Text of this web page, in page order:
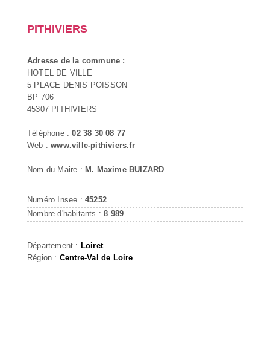
PITHIVIERS
Adresse de la commune :
HOTEL DE VILLE
5 PLACE DENIS POISSON
BP 706
45307 PITHIVIERS
Téléphone :02 38 30 08 77
Web :www.ville-pithiviers.fr
Nom du Maire : M. Maxime BUIZARD
Numéro Insee : 45252
Nombre d'habitants :8 989
Département : Loiret
Région : Centre-Val de Loire